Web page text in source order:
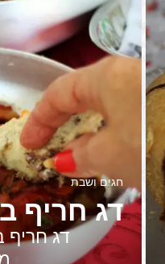
דג חריף
חגים ושבת
דג חריף